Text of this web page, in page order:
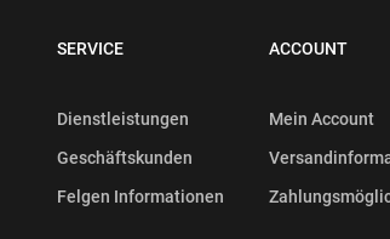
SERVICE
Dienstleistungen
Geschäftskunden
Felgen Informationen
ACCOUNT
Mein Account